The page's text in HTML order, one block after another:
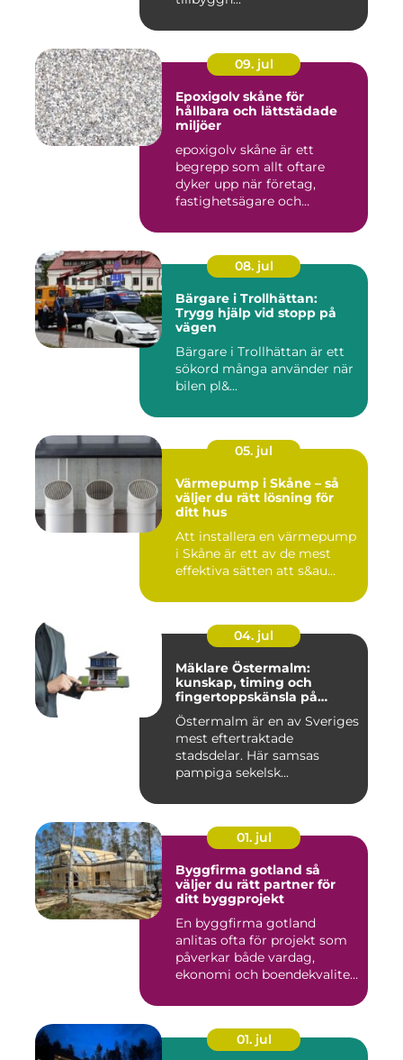
09. jul
Epoxigolv skåne för
hållbara och lättstädade
miljöer
epoxigolv skåne är ett
begrepp som allt oftare
dyker upp när företag,
fastighetsägare och
08. jul
Bärgare i Trollhättan:
Trygg hjälp vid stopp på
vägen
Bärgare i Trollhättan är ett
sökord många använder när
bilen pl&...
05. jul
Värmepump i Skåne – så
väljer du rätt lösning för
ditt hus
Att installera en värmepump
i Skåne är ett av de mest
effektiva sätten att s&au...
04. jul
Mäklare Östermalm:
kunskap, timing och
fingertoppskänsla på
stockholms mest klassiska
adress
Östermalm är en av Sveriges
mest eftertraktade
stadsdelar. Här samsas
pampiga sekelsk...
01. jul
Byggfirma gotland så
väljer du rätt partner för
ditt byggprojekt
En byggfirma gotland
anlitas ofta för projekt som
påverkar både vardag,
ekonomi och boendekvalitet
01. jul